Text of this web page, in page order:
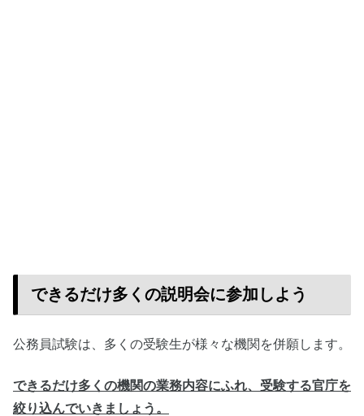
できるだけ多くの説明会に参加しよう
公務員試験は、多くの受験生が様々な機関を併願します。
できるだけ多くの機関の業務内容にふれ、受験する官庁を
絞り込んでいきましょう。